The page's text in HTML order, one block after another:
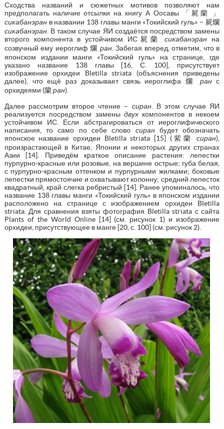
Сходства названий и сюжетных мотивов позволяют нам
предполагать наличие отсылки на книгу А Оосавы 「屍蘭 」
сикабанэранв названии 138 главы манги «Токийский гуль» – 屍爛
сикабанэран. В таком случае ЯИ создаётся посредством замены
второго компонента в устойчивом ИС屍蘭сикабанэран на
созвучный ему иероглиф 爛 ран . Забегая вперед, отметим, что в
японском издании манги «Токийский гуль» на странице, где
указано название 138 главы [16, С. 100], присутствует
изображение орхидеи Bletilla striata (объяснения приведены
далее), что ещё раз доказывает связь иероглифа 爛 ранс
орхидеями (蘭ран).
Далее рассмотрим второе чтение – сиран. В этом случае ЯИ
реализуется посредством замены двух компонентов в некоем
устойчивом ИС. Если абстрагироваться от иероглифического
написания, то само по себе слово сиранбудет обозначать
японское название орхидеи Bletilla striata [15] (紫蘭сиран),
произрастающей в Китае, Японии и некоторых других странах
Азии [14]. Приведём краткое описание растения: лепестки
пурпурно-красные или розовые, на вершине острые; губа белая,
с пурпурно-красным оттенком и пурпурными жилками; боковые
лепестки прямостоячие и охватывают колонну; средний лепесток
квадратный, край слегка ребристый [14]. Ранее упоминалось, что
название 138 главы манги «Токийский гуль» в японском издании
расположено на странице с изображением орхидеи Bletilla
striata. Для сравнения взяты фотография Bletilla striata с сайта
Plants of the World Online [14] (см. рисунок 1) и изображение
орхидеи, присутствующее в манге [20, с. 100] (см. рисунок 2).